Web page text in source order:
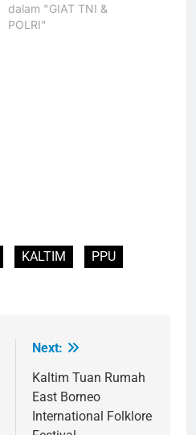
dalam "GIAT TNI &
POLRI"
KALTIM
PPU
Next:
Kaltim Tuan Rumah
East Borneo
International Folklore